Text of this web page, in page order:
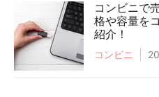
コンビニで
格や容量を
紹介！
コンビニ